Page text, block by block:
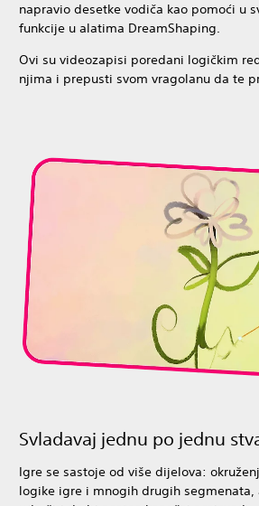
napravio desetke vodiča kao pomoći u
funkcije u alatima DreamShaping.
Ovi su videozapisi poredani logičkim
njima i prepusti svom vragolanu da te
Svladavaj jednu po jednu
Igre se sastoje od više dijelova:
logike igre i mnogih drugih segmenata,